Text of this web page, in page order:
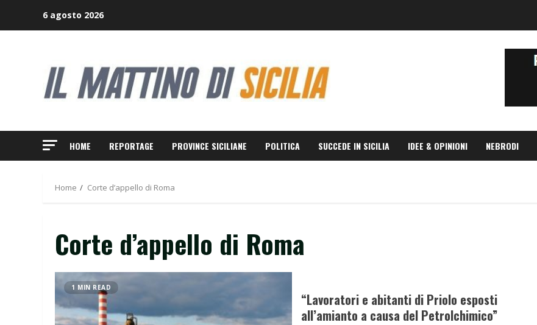
6 agosto 2026
HOME REPORTAGE PROVINCE SICILIANE POLITICA SUCCEDE IN SICILIA IDEE & OPINIONI NEBRODI
Home Corte d’appello di Roma
Corte d’appello di Roma
1 MIN READ
“Lavoratori e abitanti di Priolo esposti
all’amianto a causa del Petrolchimico”